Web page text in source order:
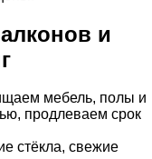
и
мебель, полы и
продлеваем срок
стёкла, свежие